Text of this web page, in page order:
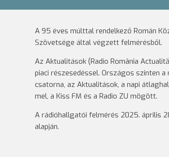
A 95 éves múlttal rendelkező Román
Szövetsége által végzett felmérésből.
Az Aktualitások (Radio România
piaci részesedéssel. Országos szinten
csatorna, az Aktualitások, a napi
mel, a Kiss FM és a Radio ZU mögött.
A rádióhallgatói felmérés 2025. április
alapján.